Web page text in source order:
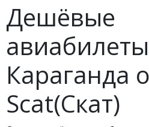
Дешёвые
Караганда
Scat(Скат)